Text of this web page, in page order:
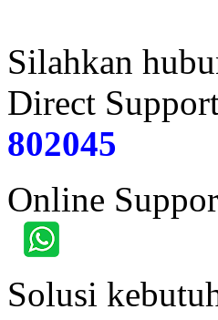
Silahkan
Direct
802045
Online
Solusi